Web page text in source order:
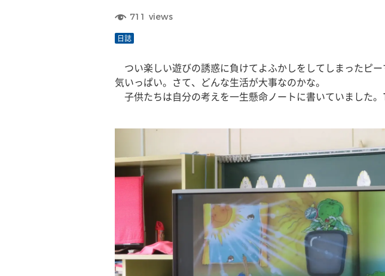
711 views
日誌
つい楽しい遊びの誘惑に負けてよふかしをしてしまったピ
気いっぱい。さて、どんな生活が大事なのかな。
子供たちは自分の考えを一生懸命ノートに書いていました